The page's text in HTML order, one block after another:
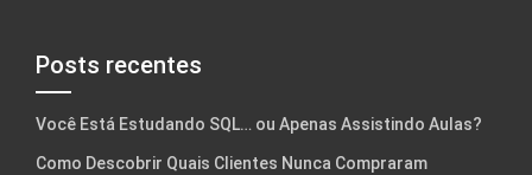
Posts recentes
Você Está Estudando SQL… ou Apenas Assistindo Aulas?
Como Descobrir Quais Clientes Nunca Compraram